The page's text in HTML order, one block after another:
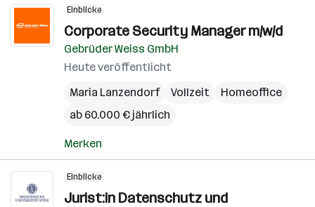
Einblicke
Corporate Security Manager m/w/d
Gebrüder Weiss GmbH
Heute veröffentlicht
Maria Lanzendorf
Vollzeit
Homeoffice
ab 60.000 € jährlich
Merken
Einblicke
Jurist:in Datenschutz und